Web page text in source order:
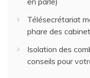
Télésecrétariat
phare des
Isolation des
conseils pour